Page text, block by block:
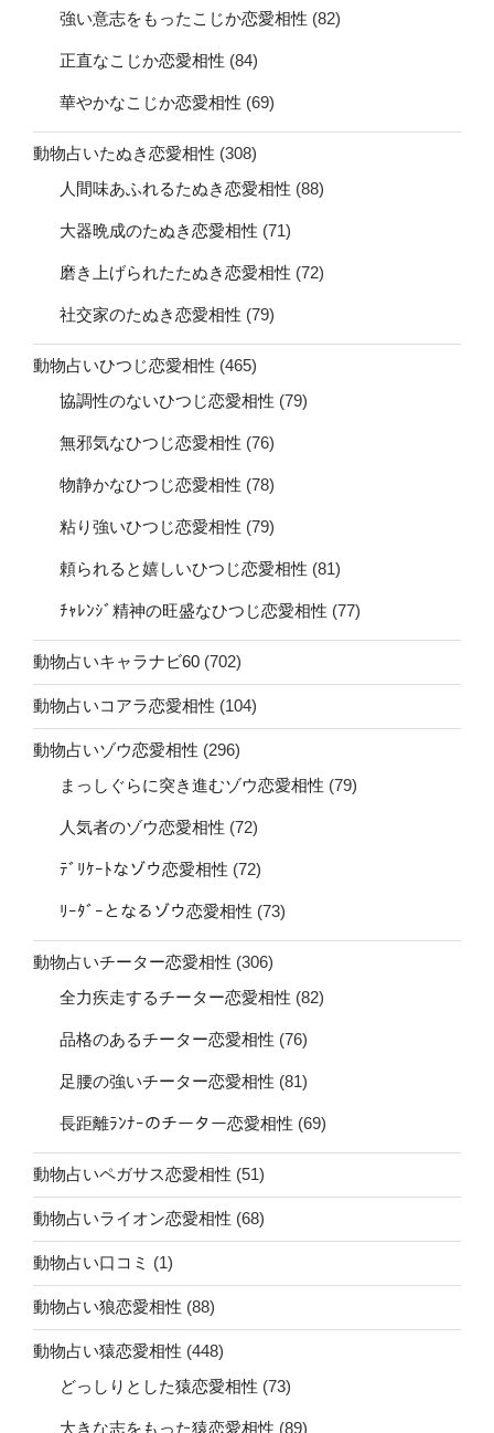
強い意志をもったこじか恋愛相性 (82)
正直なこじか恋愛相性 (84)
華やかなこじか恋愛相性 (69)
動物占いたぬき恋愛相性 (308)
人間味あふれるたぬき恋愛相性 (88)
大器晩成のたぬき恋愛相性 (71)
磨き上げられたたぬき恋愛相性 (72)
社交家のたぬき恋愛相性 (79)
動物占いひつじ恋愛相性 (465)
協調性のないひつじ恋愛相性 (79)
無邪気なひつじ恋愛相性 (76)
物静かなひつじ恋愛相性 (78)
粘り強いひつじ恋愛相性 (79)
頼られると嬉しいひつじ恋愛相性 (81)
ﾁｬﾚﾝｼﾞ精神の旺盛なひつじ恋愛相性 (77)
動物占いキャラナビ60 (702)
動物占いコアラ恋愛相性 (104)
動物占いゾウ恋愛相性 (296)
まっしぐらに突き進むゾウ恋愛相性 (79)
人気者のゾウ恋愛相性 (72)
ﾃﾞﾘｹｰﾄなゾウ恋愛相性 (72)
ﾘｰﾀﾞｰとなるゾウ恋愛相性 (73)
動物占いチーター恋愛相性 (306)
全力疾走するチーター恋愛相性 (82)
品格のあるチーター恋愛相性 (76)
足腰の強いチーター恋愛相性 (81)
長距離ﾗﾝﾅｰのチーター恋愛相性 (69)
動物占いペガサス恋愛相性 (51)
動物占いライオン恋愛相性 (68)
動物占い口コミ (1)
動物占い狼恋愛相性 (88)
動物占い猿恋愛相性 (448)
どっしりとした猿恋愛相性 (73)
大きな志をもった猿恋愛相性 (89)